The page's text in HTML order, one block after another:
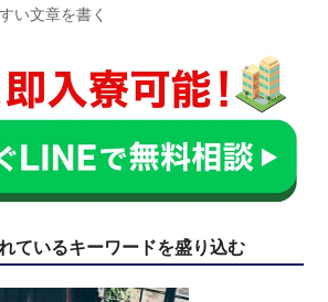
い文章を書く
ているキーワードを盛り込む